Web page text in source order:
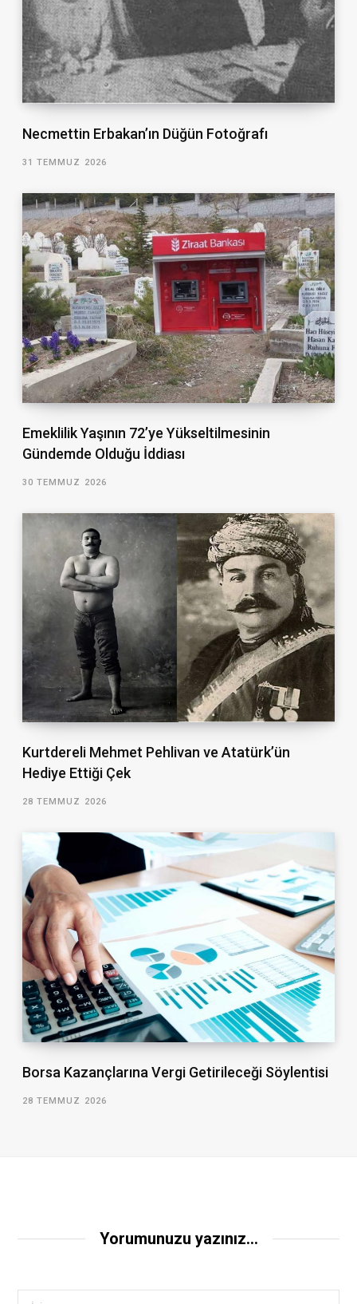
Necmettin Erbakan’ın Düğün Fotoğrafı
31 TEMMUZ 2026
Emeklilik Yaşının 72’ye Yükseltilmesinin
Gündemde Olduğu İddiası
30 TEMMUZ 2026
Kurtdereli Mehmet Pehlivan ve Atatürk’ün
Hediye Ettiği Çek
28 TEMMUZ 2026
Borsa Kazançlarına Vergi Getirileceği Söylentisi
28 TEMMUZ 2026
Yorumunuzu yazınız...